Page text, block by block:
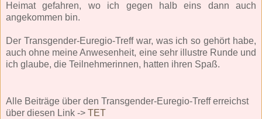
Heimat gefahren, wo ich gegen halb eins dann auch
angekommen bin.
Der Transgender-Euregio-Treff war, was ich so gehört habe,
auch ohne meine Anwesenheit, eine sehr illustre Runde und
ich glaube, die Teilnehmerinnen, hatten ihren Spaß.
Alle Beiträge über den Transgender-Euregio-Treff erreichst
über diesen Link -> TET